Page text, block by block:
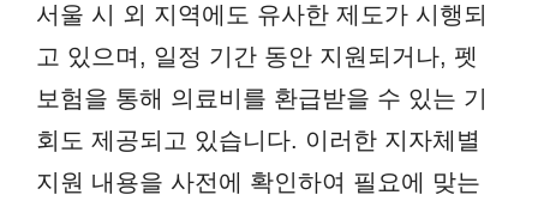
서울 시 외 지역에도 유사한 제도가 시행되
고 있으며, 일정 기간 동안 지원되거나, 펫
보험을 통해 의료비를 환급받을 수 있는 기
회도 제공되고 있습니다. 이러한 지자체별
지원 내용을 사전에 확인하여 필요에 맞는